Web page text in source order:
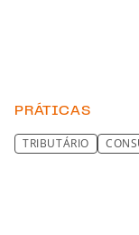
PRÁTICAS
TRIBUTÁRIO